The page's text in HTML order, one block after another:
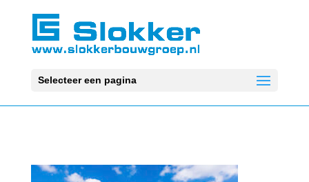
Selecteer een pagina